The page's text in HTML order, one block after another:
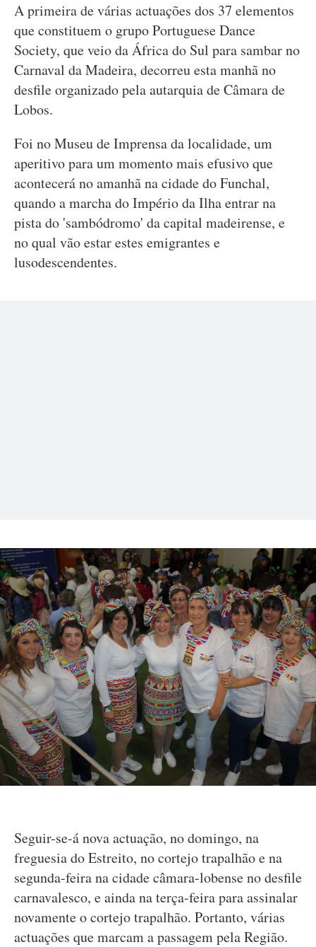
A primeira de várias actuações dos 37 elementos
que constituem o grupo Portuguese Dance
Society, que veio da África do Sul para sambar no
Carnaval da Madeira, decorreu esta manhã no
desfile organizado pela autarquia de Câmara de
Lobos.
Foi no Museu de Imprensa da localidade, um
aperitivo para um momento mais efusivo que
acontecerá no amanhã na cidade do Funchal,
quando a marcha do Império da Ilha entrar na
pista do 'sambódromo' da capital madeirense, e
no qual vão estar estes emigrantes e
lusodescendentes.
Seguir-se-á nova actuação, no domingo, na
freguesia do Estreito, no cortejo trapalhão e na
segunda-feira na cidade câmara-lobense no desfile
carnavalesco, e ainda na terça-feira para assinalar
novamente o cortejo trapalhão. Portanto, várias
actuações que marcam a passagem pela Região.